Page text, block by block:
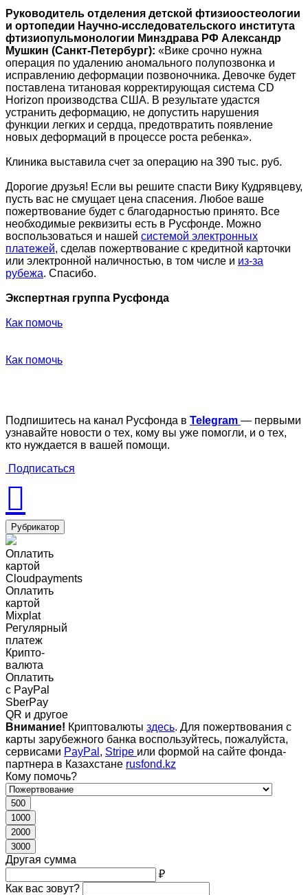
Руководитель отделения детской фтизиоостеологии
и ортопедии Научно-исследовательского института
фтизиопульмонологии Минздрава РФ Александр
Мушкин (Санкт-Петербург): «Вике срочно нужна
операция по удалению аномального полупозвонка и
исправлению деформации позвоночника. Девочке будет
поставлена титановая корректирующая система CD
Horizon производства США. В результате удастся
устранить деформацию, не допустить нарушения
функции легких и сердца, предотвратить появление
новых деформаций в процессе роста ребенка».
Клиника выставила счет за операцию на 390 тыс. руб.
Дорогие друзья! Если вы решите спасти Вику Кудрявцеву,
пусть вас не смущает цена спасения. Любое ваше
пожертвование будет с благодарностью принято. Все
необходимые реквизиты есть в Русфонде. Можно
воспользоваться и нашей системой электронных
платежей, сделав пожертвование с кредитной карточки
или электронной наличностью, в том числе и из-за
рубежа. Спасибо.
Экспертная группа Русфонда
Как помочь
Как помочь
Подпишитесь на канал Русфонда в Telegram — первыми
узнавайте новости о тех, кому вы уже помогли, и о тех,
кто нуждается в вашей помощи.
Подписаться
Рубрикатор
Оплатить
картой
Cloudpayments
Оплатить
картой
Mixplat
Регулярный
платеж
Крипто-
валюта
Оплатить
c PayPal
SberPay
QR и другое
Внимание! Криптовалюты здесь. Для пожертвования с
карты зарубежного банка воспользуйтесь, пожалуйста,
сервисами PayPal , Stripe или формой на сайте фонда-
партнера в Казахстане rusfond.kz
Кому помочь?
500
1000
2000
3000
Другая сумма
₽
Как вас зовут?